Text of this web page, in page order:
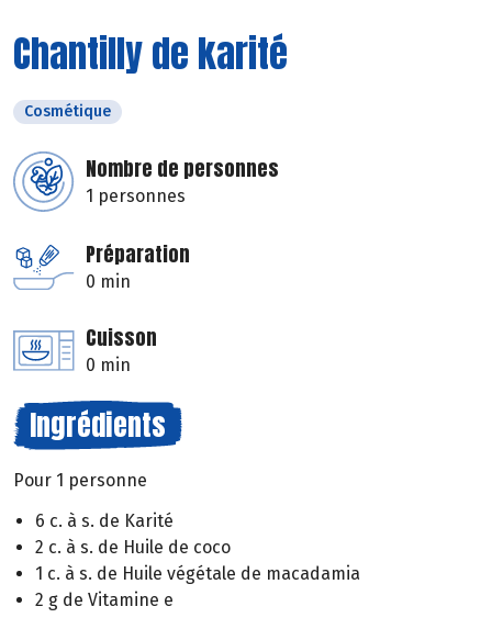
Chantilly de karité
Cosmétique
Nombre de personnes
1 personnes
Préparation
0 min
Cuisson
0 min
Ingrédients
Pour 1 personne
6 c. à s. de Karité
2 c. à s. de Huile de coco
1 c. à s. de Huile végétale de macadamia
2 g de Vitamine e